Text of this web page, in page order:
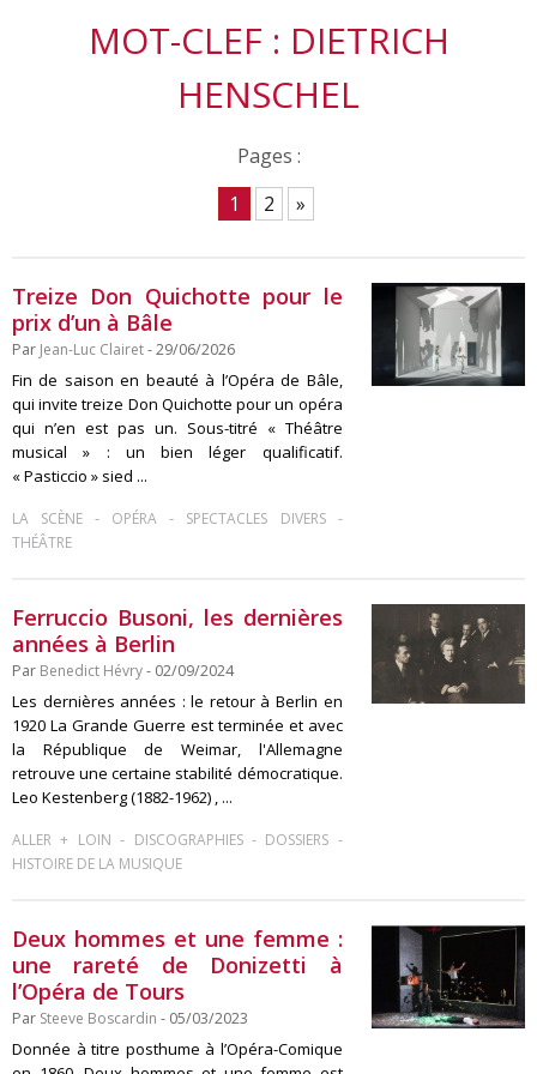
MOT-CLEF : DIETRICH
HENSCHEL
Pages :
1
2 »
Treize Don Quichotte pour le
prix d’un à Bâle
Par Jean-Luc Clairet- 29/06/2026
Fin de saison en beauté à l’Opéra de Bâle,
qui invite treize Don Quichotte pour un opéra
qui n’en est pas un. Sous-titré « Théâtre
musical » : un bien léger qualificatif.
« Pasticcio » sied ...
LA SCÈNE - OPÉRA - SPECTACLES DIVERS-
THÉÂTRE
Ferruccio Busoni, les dernières
années à Berlin
Par Benedict Hévry- 02/09/2024
Les dernières années : le retour à Berlin en
1920 La Grande Guerre est terminée et avec
la République de Weimar, l'Allemagne
retrouve une certaine stabilité démocratique.
Leo Kestenberg (1882-1962) , ...
ALLER + LOIN - DISCOGRAPHIES- DOSSIERS -
HISTOIRE DE LA MUSIQUE
Deux hommes et une femme :
une rareté de Donizetti à
l’Opéra de Tours
Par Steeve Boscardin - 05/03/2023
Donnée à titre posthume à l’Opéra-Comique